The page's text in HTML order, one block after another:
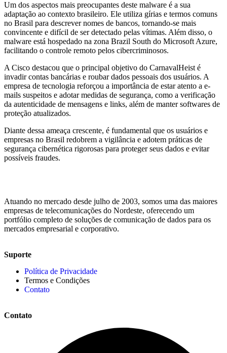
Um dos aspectos mais preocupantes deste malware é a sua
adaptação ao contexto brasileiro. Ele utiliza gírias e termos comuns
no Brasil para descrever nomes de bancos, tornando-se mais
convincente e difícil de ser detectado pelas vítimas. Além disso, o
malware está hospedado na zona Brazil South do Microsoft Azure,
facilitando o controle remoto pelos cibercriminosos.
A Cisco destacou que o principal objetivo do CarnavalHeist é
invadir contas bancárias e roubar dados pessoais dos usuários. A
empresa de tecnologia reforçou a importância de estar atento a e-
mails suspeitos e adotar medidas de segurança, como a verificação
da autenticidade de mensagens e links, além de manter softwares de
proteção atualizados.
Diante dessa ameaça crescente, é fundamental que os usuários e
empresas no Brasil redobrem a vigilância e adotem práticas de
segurança cibernética rigorosas para proteger seus dados e evitar
possíveis fraudes.
Atuando no mercado desde julho de 2003, somos uma das maiores
empresas de telecomunicações do Nordeste, oferecendo um
portfólio completo de soluções de comunicação de dados para os
mercados empresarial e corporativo.
Suporte
Política de Privacidade
Termos e Condições
Contato
Contato